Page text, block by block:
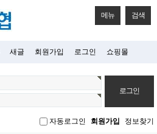
메뉴 검색
새글 회원가입 로그인 쇼핑몰
자동로그인 회원가입 정보찾기